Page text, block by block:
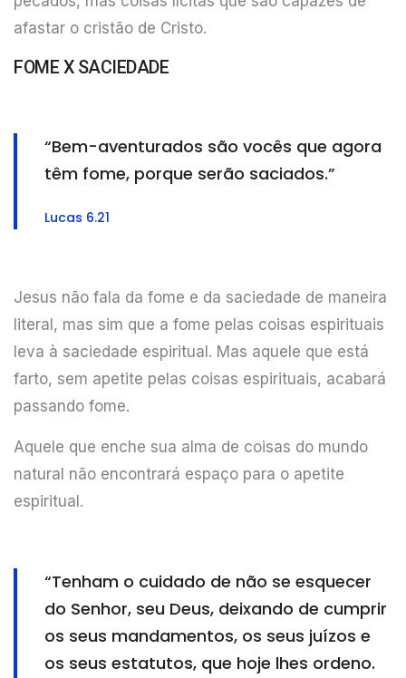
afastar o cristão de Cristo.
FOME X SACIEDADE
“Bem-aventurados são vocês que agora
têm fome, porque serão saciados.”
Lucas 6.21
Jesus não fala da fome e da saciedade de maneira
literal, mas sim que a fome pelas coisas espirituais
leva à saciedade espiritual. Mas aquele que está
farto, sem apetite pelas coisas espirituais, acabará
passando fome.
Aquele que enche sua alma de coisas do mundo
natural não encontrará espaço para o apetite
espiritual.
“Tenham o cuidado de não se esquecer
do Senhor, seu Deus, deixando de cumprir
os seus mandamentos, os seus juízos e
os seus estatutos, que hoje lhes ordeno.